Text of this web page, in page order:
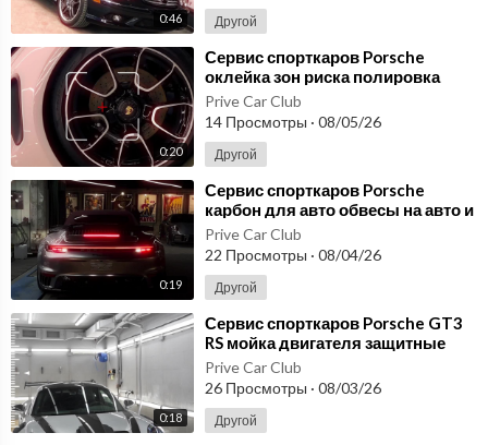
0:46 Другой
0:20
⁣Сервис спорткаров Porsche
оклейка зон риска полировка
авто и защитные покрытия PRIVE
Prive Car Club
14 Просмотры · 08/05/26
Другой
0:19
⁣Сервис спорткаров Porsche
карбон для авто обвесы на авто и
оклейка зон риска PRIVE
Prive Car Club
22 Просмотры · 08/04/26
Другой
0:18
⁣Сервис спорткаров Porsche GT3
RS мойка двигателя защитные
покрытия и оклейка зон риска
Prive Car Club
26 Просмотры · 08/03/26
Другой